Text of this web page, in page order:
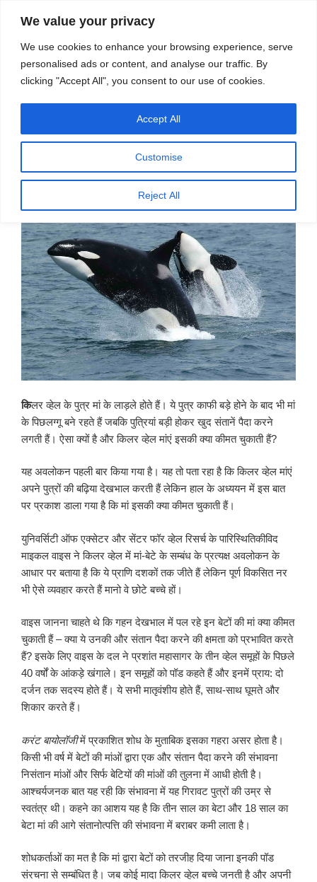
We value your privacy
We use cookies to enhance your browsing experience, serve
personalised ads or content, and analyse our traffic. By
clicking "Accept All", you consent to our use of cookies.
Customise
Reject All
Accept All
स्रोत
मेनू
प्रकाशित
किलर व्हेल पुत्रों की खातिर संतान पैदा करना
टालती हैं
किलर व्हेल के पुत्र मां के लाड़ले होते हैं। ये पुत्र काफी बड़े होने के बाद भी मां
के पिछलग्गू बने रहते हैं जबकि पुत्रियां बड़ी होकर खुद संतानें पैदा करने
लगती हैं। ऐसा क्यों है और किलर व्हेल मांएं इसकी क्या कीमत चुकाती हैं?
यह अवलोकन पहली बार किया गया है। यह तो पता रहा है कि किलर व्हेल मांएं
अपने पुत्रों की बढ़िया देखभाल करती हैं लेकिन हाल के अध्ययन में इस बात
पर प्रकाश डाला गया है कि मां इसकी क्या कीमत चुकाती हैं।
युनिवर्सिटी ऑफ एक्सेटर और सेंटर फॉर व्हेल रिसर्च के पारिस्थितिकीविद
माइकल वाइस ने किलर व्हेल में मां-बेटे के सम्बंध के प्रत्यक्ष अवलोकन के
आधार पर बताया है कि ये प्राणि दशकों तक जीते हैं लेकिन पूर्ण विकसित नर
भी ऐसे व्यवहार करते हैं मानो वे छोटे बच्चे हों।
वाइस जानना चाहते थे कि गहन देखभाल में पल रहे इन बेटों की मां क्या कीमत
चुकाती हैं – क्या ये उनकी और संतान पैदा करने की क्षमता को प्रभावित करते
हैं? इसके लिए वाइस के दल ने प्रशांत महासागर के तीन व्हेल समूहों के पिछले
40 वर्षों के आंकड़े खंगाले। इन समूहों को पॉड कहते हैं और इनमें प्राय: दो
दर्जन तक सदस्य होते हैं। ये सभी मातृवंशीय होते हैं, साथ-साथ घूमते और
शिकार करते हैं।
करंट बायोलॉजीमें प्रकाशित शोध के मुताबिक इसका गहरा असर होता है।
किसी भी वर्ष में बेटों की मांओं द्वारा एक और संतान पैदा करने की संभावना
निसंतान मांओं और सिर्फ बेटियों की मांओं की तुलना में आधी होती है।
आश्चर्यजनक बात यह रही कि संभावना में यह गिरावट पुत्रों की उम्र से
स्वतंत्र थी। कहने का आशय यह है कि तीन साल का बेटा और 18 साल का
बेटा मां की आगे संतानोत्पत्ति की संभावना में बराबर कमी लाता है।
शोधकर्ताओं का मत है कि मां द्वारा बेटों को तरजीह दिया जाना इनकी पॉड
संरचना से सम्बंधित है। जब कोई मादा किलर व्हेल बच्चे जनती है और अपनी